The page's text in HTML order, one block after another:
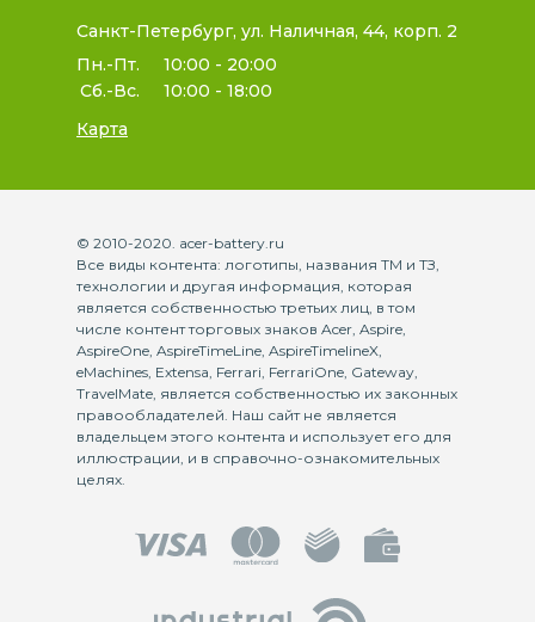
Санкт-Петербург, ул. Наличная, 44, корп. 2
Пн.-Пт.
10:00 - 20:00
Сб.-Вс.
10:00 - 18:00
Карта
© 2010-2020. acer-battery.ru
Все виды контента: логотипы, названия ТМ и ТЗ,
технологии и другая информация, которая
является собственностью третьих лиц, в том
числе контент торговых знаков Acer, Aspire,
AspireOne, AspireTimeLine, AspireTimelineX,
eMachines, Extensa, Ferrari, FerrariOne, Gateway,
TravelMate, является собственностью их законных
правообладателей. Наш сайт не является
владельцем этого контента и использует его для
иллюстрации, и в справочно-ознакомительных
целях.